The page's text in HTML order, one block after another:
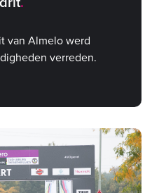
van Almelo werd
verreden.